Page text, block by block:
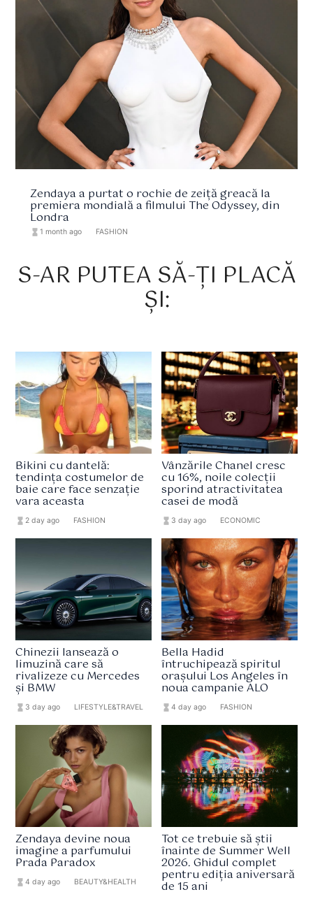
Zendaya a purtat o rochie de zeiță greacă la
premiera mondială a filmului The Odyssey, din
Londra
hourglass_full 1 month ago FASHION
S-AR PUTEA SĂ-ȚI PLACĂ
ȘI:
Bikini cu dantelă:
tendința costumelor de
baie care face senzație
vara aceasta
hourglass_full 2 day ago FASHION
Vânzările Chanel cresc
cu 16%, noile colecții
sporind atractivitatea
casei de modă
hourglass_full 3 day ago ECONOMIC
Chinezii lansează o
limuzină care să
rivalizeze cu Mercedes
și BMW
hourglass_full 3 day ago LIFESTYLE&TRAVEL
Bella Hadid
întruchipează spiritul
orașului Los Angeles în
noua campanie ALO
hourglass_full 4 day ago FASHION
Zendaya devine noua
imagine a parfumului
Prada Paradox
hourglass_full4 day ago BEAUTY&HEALTH
Tot ce trebuie să știi
înainte de Summer Well
2026. Ghidul complet
pentru ediția aniversară
de 15 ani